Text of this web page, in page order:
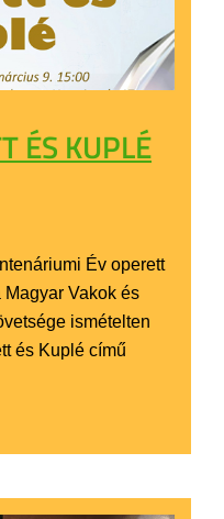
ÉS KUPLÉ
Év operett
Vakok és
ismételten
és Kuplé című